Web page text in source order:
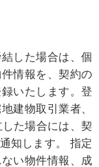
した場合は、個
情報を、契約の
いたします。登
建物取引業者、
た場合には、契
知します。 指定
い物件情報、成